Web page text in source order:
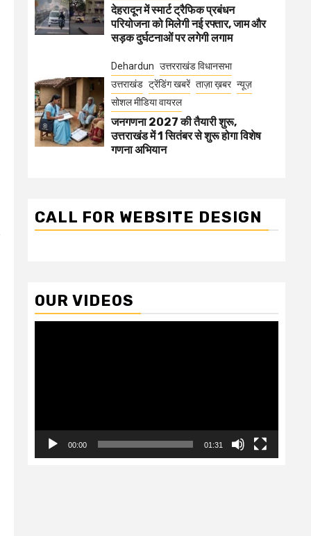
देहरादून में स्मार्ट ट्रैफिक प्रबंधन
परियोजना को मिलेगी नई रफ्तार, जाम और
सड़क दुर्घटनाओं पर लगेगी लगाम
Dehardun उत्तरराखंड विधानसभा
उत्तराखंड ट्रेंडिंग खबरें ताज़ा ख़बर न्यूज़
सोशल मीडिया वायरल
जनगणना 2027 की तैयारी शुरू,
उत्तराखंड में 1 सितंबर से शुरू होगा विशेष
गणना अभियान
CALL FOR WEBSITE DESIGN
OUR VIDEOS
00:00 01:31